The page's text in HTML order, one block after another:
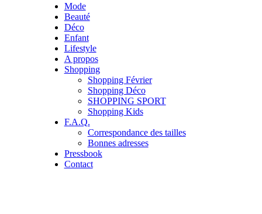
Mode
Beauté
Déco
Enfant
Lifestyle
A propos
Shopping
Shopping Février
Shopping Déco
SHOPPING SPORT
Shopping Kids
F.A.Q.
Correspondance des tailles
Bonnes adresses
Pressbook
Contact